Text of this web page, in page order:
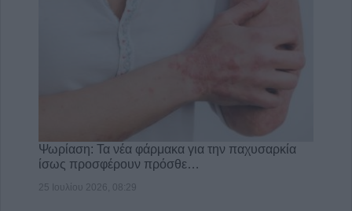
Ψωρίαση: Τα νέα φάρμακα για την παχυσαρκία
ίσως προσφέρουν πρόσθε…
25 Ιουλίου 2026, 08:29